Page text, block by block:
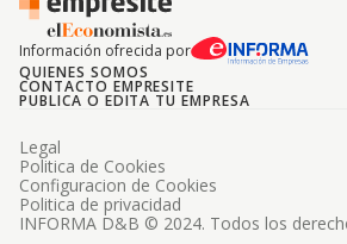
Información ofrecida por
QUIENES SOMOS
CONTACTO EMPRESITE
PUBLICA O EDITA TU EMPRESA
INFORMA D&B © 2024. Todos los
Legal
Politica de Cookies
Configuracion de Cookies
Politica de privacidad